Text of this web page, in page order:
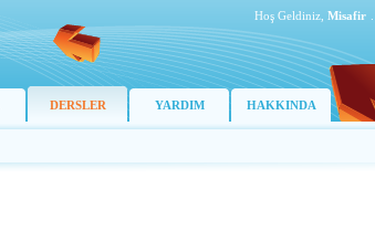
Hoş Geldiniz, Misafir
DERSLER YARDIM HAKKINDA